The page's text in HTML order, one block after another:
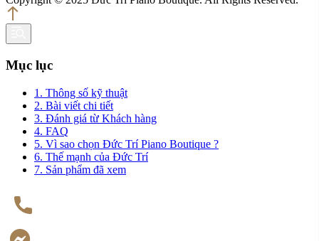
Mục lục
1. Thông số kỹ thuật
2. Bài viết chi tiết
3. Đánh giá từ Khách hàng
4. FAQ
5. Vì sao chọn Đức Trí Piano Boutique ?
6. Thế mạnh của Đức Trí
7. Sản phẩm đã xem